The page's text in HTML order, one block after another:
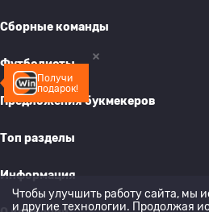
Получи
подарок!
Сборные команды
Футболисты
Предложения букмекеров
Топ разделы
Информация
Чтобы улучшить работу сайта, мы
и другие технологии. Продолжая